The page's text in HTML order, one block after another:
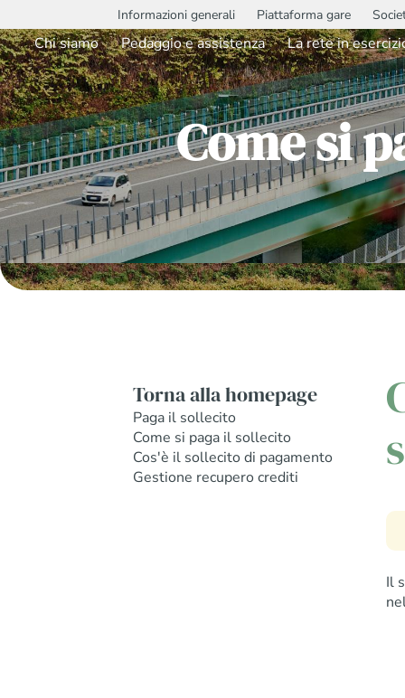
Informazioni generali Piattaforma gare
Chi siamo Pedaggio e assistenza La rete in
Come si
Torna alla homepage
Paga il sollecito
Come si paga il sollecito
Cos'è il sollecito di pagamento
Gestione recupero crediti
Il